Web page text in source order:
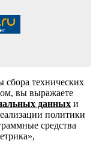
сбора технических
вы выражаете
данных и
политики
средства